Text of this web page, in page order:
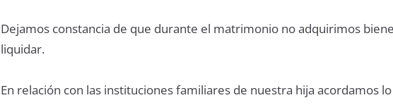
Dejamos constancia de que durante el matrimonio no adquirimos
liquidar.
En relación con las instituciones familiares de nuestra hija acordamos